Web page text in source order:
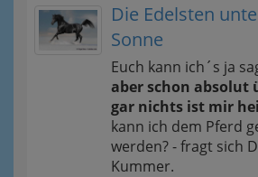
Die Edelsten
Sonne
Euch kann ich´s ja
aber schon absolut
gar nichts ist mir
kann ich dem Pferd
werden? - fragt sich
Kummer.